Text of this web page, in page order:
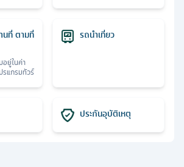
นที่ ตามที่
อยู่ในค่า
รแกรมทัวร์
รถนำเที่ยว
ประกันอุบัติเหตุ